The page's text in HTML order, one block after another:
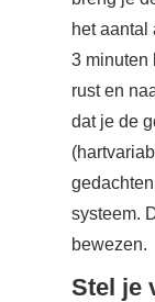
het
3 minuten
rust en
dat je de
systeem.
bewezen.
Stel je